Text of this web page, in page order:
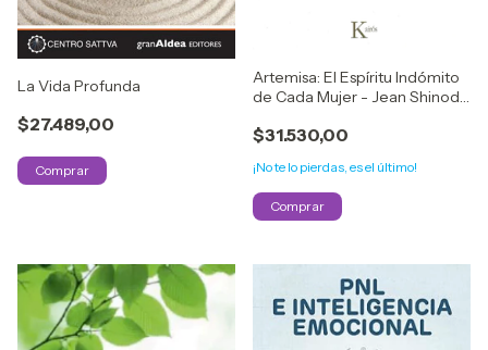
La Vida Profunda
$27.489,00
Artemisa: El Espíritu Indómito
de Cada Mujer - Jean Shinoda
$31.530,00
¡No te lo pierdas, es el último!